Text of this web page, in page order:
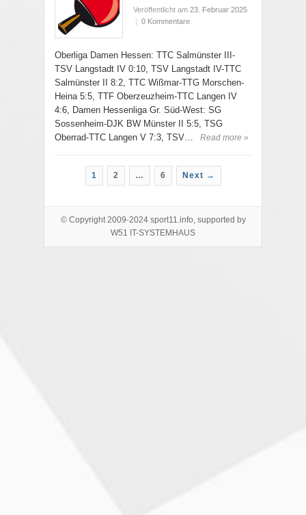
Veröffentlicht am 23. Februar 2025
| 0 Kommentare
Oberliga Damen Hessen: TTC Salmünster III-
TSV Langstadt IV 0:10, TSV Langstadt IV-TTC
Salmünster II 8:2, TTC Wißmar-TTG Morschen-
Heina 5:5, TTF Oberzeuzheim-TTC Langen IV
4:6, Damen Hessenliga Gr. Süd-West: SG
Sossenheim-DJK BW Münster II 5:5, TSG
Oberrad-TTC Langen V 7:3, TSV…
Read more »
1 2 … 6 Next →
© Copyright 2009-2024 sport11.info, supported by
W51 IT-SYSTEMHAUS